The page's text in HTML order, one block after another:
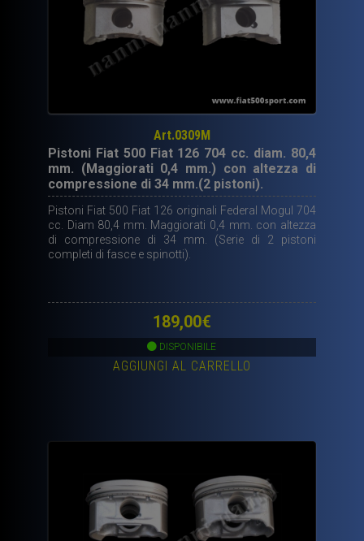
Art.0309M
Pistoni Fiat 500 Fiat 126 704 cc. diam. 80,4
mm. (Maggiorati 0,4 mm.) con altezza di
compressione di 34 mm.(2 pistoni).
Pistoni Fiat 500 Fiat 126 originali Federal Mogul 704
cc. Diam 80,4 mm. Maggiorati 0,4 mm. con altezza
di compressione di 34 mm. (Serie di 2 pistoni
completi di fasce e spinotti).
189,00€
DISPONIBILE
AGGIUNGI AL CARRELLO